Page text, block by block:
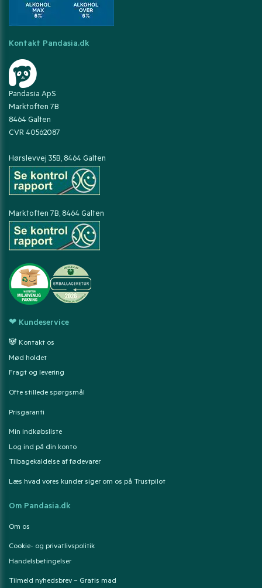
Kontakt Pandasia.dk
Pandasia ApS
Marktoften 7B
8464 Galten
CVR 40562087
Hørslevvej 35B, 8464 Galten
Marktoften 7B, 8464 Galten
❤ Kundeservice
🐼 Kontakt os
Mød holdet
Fragt og levering
Ofte stillede spørgsmål
Prisgaranti
Min indkøbsliste
Log ind på din konto
Tilbagekaldelse af fødevarer
Læs hvad vores kunder siger om os på Trustpilot
Om Pandasia.dk
Om os
Cookie- og privatlivspolitik
Handelsbetingelser
Tilmeld nyhedsbrev – Gratis mad